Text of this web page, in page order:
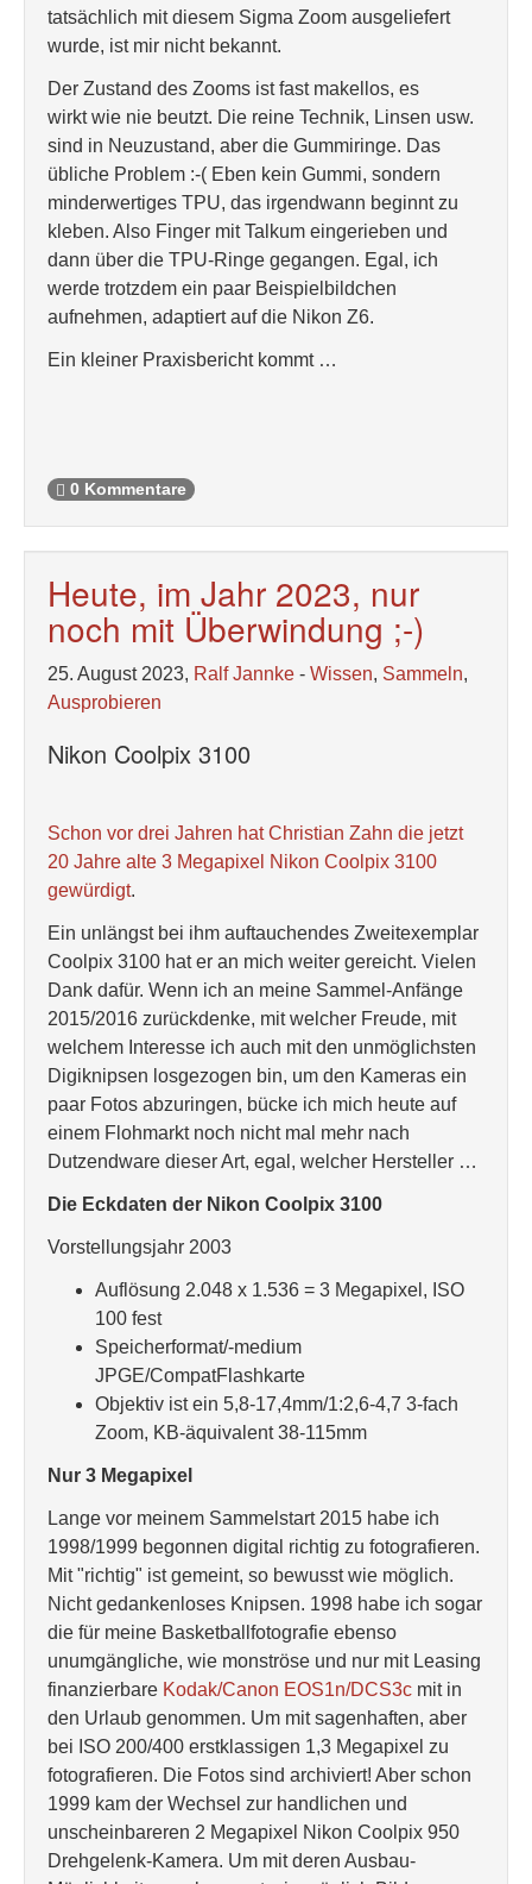
tatsächlich mit diesem Sigma Zoom ausgeliefert
wurde, ist mir nicht bekannt.
Der Zustand des Zooms ist fast makellos, es
wirkt wie nie beutzt. Die reine Technik, Linsen usw.
sind in Neuzustand, aber die Gummiringe. Das
übliche Problem :-( Eben kein Gummi, sondern
minderwertiges TPU, das irgendwann beginnt zu
kleben. Also Finger mit Talkum eingerieben und
dann über die TPU-Ringe gegangen. Egal, ich
werde trotzdem ein paar Beispielbildchen
aufnehmen, adaptiert auf die Nikon Z6.
Ein kleiner Praxisbericht kommt …
0 Kommentare
Heute, im Jahr 2023, nur
noch mit Überwindung ;-)
25. August 2023, Ralf Jannke - Wissen, Sammeln,
Ausprobieren
Nikon Coolpix 3100
Schon vor drei Jahren hat Christian Zahn die jetzt
20 Jahre alte 3 Megapixel Nikon Coolpix 3100
gewürdigt.
Ein unlängst bei ihm auftauchendes Zweitexemplar
Coolpix 3100 hat er an mich weiter gereicht. Vielen
Dank dafür. Wenn ich an meine Sammel-Anfänge
2015/2016 zurückdenke, mit welcher Freude, mit
welchem Interesse ich auch mit den unmöglichsten
Digiknipsen losgezogen bin, um den Kameras ein
paar Fotos abzuringen, bücke ich mich heute auf
einem Flohmarkt noch nicht mal mehr nach
Dutzendware dieser Art, egal, welcher Hersteller …
Die Eckdaten der Nikon Coolpix 3100
Vorstellungsjahr 2003
Auflösung 2.048 x 1.536 = 3 Megapixel, ISO
100 fest
Speicherformat/-medium
JPGE/CompatFlashkarte
Objektiv ist ein 5,8-17,4mm/1:2,6-4,7 3-fach
Zoom, KB-äquivalent 38-115mm
Nur 3 Megapixel
Lange vor meinem Sammelstart 2015 habe ich
1998/1999 begonnen digital richtig zu fotografieren.
Mit "richtig" ist gemeint, so bewusst wie möglich.
Nicht gedankenloses Knipsen. 1998 habe ich sogar
die für meine Basketballfotografie ebenso
unumgängliche, wie monströse und nur mit Leasing
finanzierbare Kodak/Canon EOS1n/DCS3c mit in
den Urlaub genommen. Um mit sagenhaften, aber
bei ISO 200/400 erstklassigen 1,3 Megapixel zu
fotografieren. Die Fotos sind archiviert! Aber schon
1999 kam der Wechsel zur handlichen und
unscheinbareren 2 Megapixel Nikon Coolpix 950
Drehgelenk-Kamera. Um mit deren Ausbau-